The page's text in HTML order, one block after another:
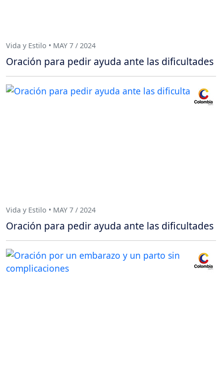
Vida y Estilo • MAY 7 / 2024
Oración para pedir ayuda ante las dificultades
Vida y Estilo • MAY 7 / 2024
Oración para pedir ayuda ante las dificultades